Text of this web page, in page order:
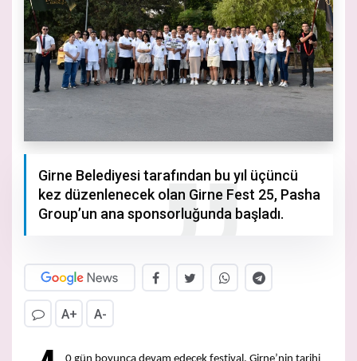
Girne Belediyesi tarafından bu yıl üçüncü
kez düzenlenecek olan Girne Fest 25, Pasha
Group’un ana sponsorluğunda başladı.
A+ A-